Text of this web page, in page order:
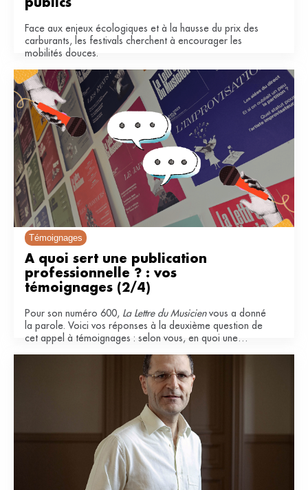
publics
Face aux enjeux écologiques et à la hausse du prix des
carburants, les festivals cherchent à encourager les
mobilités douces.
Témoignages
À quoi sert une publication
professionnelle ? : vos
témoignages (2/4)
Pour son numéro 600, La Lettre du Musicienvous a donné
la parole. Voici vos réponses à la deuxième question de
cet appel à témoignages : selon vous, en quoi une